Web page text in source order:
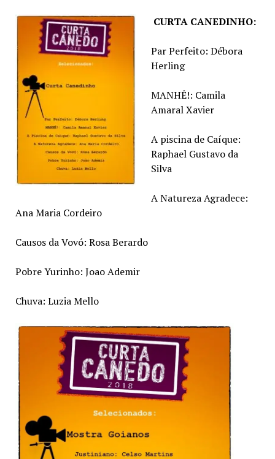
CURTA CANEDINHO:
Par Perfeito: Débora
Herling
MANHÊ!: Camila
Amaral Xavier
A piscina de Caíque:
Raphael Gustavo da
Silva
A Natureza Agradece:
Ana Maria Cordeiro
Causos da Vovó: Rosa Berardo
Pobre Yurinho: Joao Ademir
Chuva: Luzia Mello